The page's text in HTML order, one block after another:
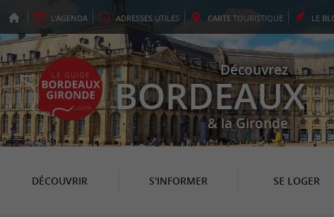
L'AGENDA ADRESSES UTILES CARTE TOURISTIQUE LE
Découvrez
BORDEAUX
& la Gironde
DÉCOUVRIR S'INFORMER SE LOGER